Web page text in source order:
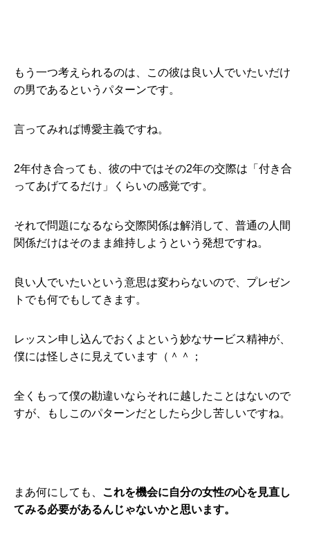
もう一つ考えられるのは、この彼は良い人でいたいだけ
の男であるというパターンです。
言ってみれば博愛主義ですね。
2年付き合っても、彼の中ではその2年の交際は「付き合
ってあげてるだけ」くらいの感覚です。
それで問題になるなら交際関係は解消して、普通の人間
関係だけはそのまま維持しようという発想ですね。
良い人でいたいという意思は変わらないので、プレゼン
トでも何でもしてきます。
レッスン申し込んでおくよという妙なサービス精神が、
僕には怪しさに見えています（＾＾；
全くもって僕の勘違いならそれに越したことはないので
すが、もしこのパターンだとしたら少し苦しいですね。
まあ何にしても、 これを機会に自分の女性の心を見直し
てみる必要があるんじゃないかと思います。